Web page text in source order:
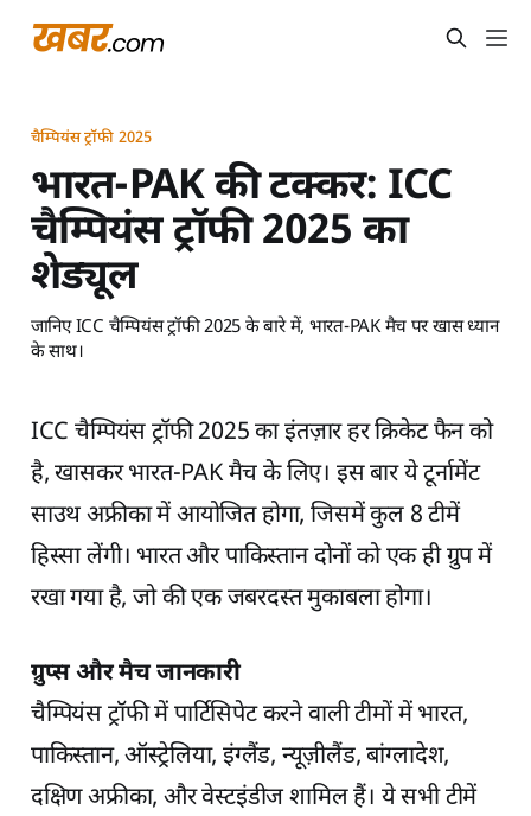
चैम्पियंस ट्रॉफी 2025
भारत-PAK की टक्कर: ICC
चैम्पियंस ट्रॉफी 2025 का
शेड्यूल
जानिए ICC चैम्पियंस ट्रॉफी 2025 के बारे में, भारत-PAK मैच पर खास ध्यान
के साथ।
ICC चैम्पियंस ट्रॉफी 2025 का इंतज़ार हर क्रिकेट फैन को
है, खासकर भारत-PAK मैच के लिए। इस बार ये टूर्नामेंट
साउथ अफ्रीका में आयोजित होगा, जिसमें कुल 8 टीमें
हिस्सा लेंगी। भारत और पाकिस्तान दोनों को एक ही ग्रुप में
रखा गया है, जो की एक जबरदस्त मुकाबला होगा।
ग्रुप्स और मैच जानकारी
चैम्पियंस ट्रॉफी में पार्टिसिपेट करने वाली टीमों में भारत,
पाकिस्तान, ऑस्ट्रेलिया, इंग्लैंड, न्यूज़ीलैंड, बांग्लादेश,
दक्षिण अफ्रीका, और वेस्टइंडीज शामिल हैं। ये सभी टीमें